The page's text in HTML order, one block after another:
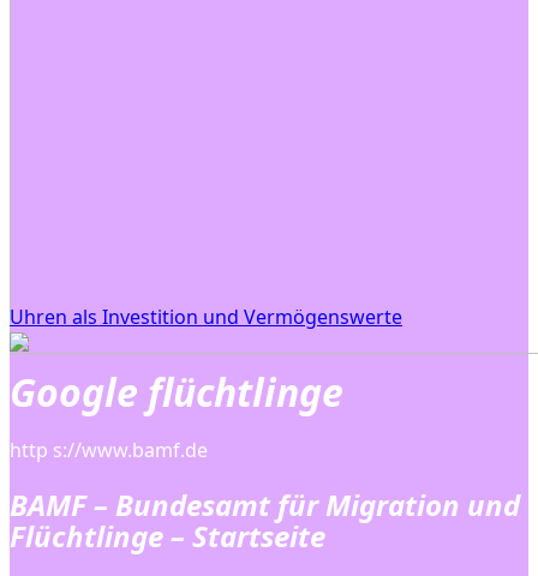
Uhren als Investition und Vermögenswerte
Google flüchtlinge
http s://www.bamf.de
BAMF – Bundesamt für Migration und
Flüchtlinge – Startseite